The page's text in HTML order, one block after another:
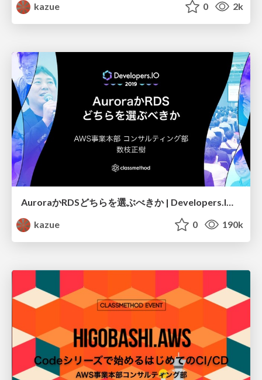
kazue
0 2k
AuroraかRDSどちらを選ぶべきか | Developers.IO 2019 in OSAKA
kazue
0 190k